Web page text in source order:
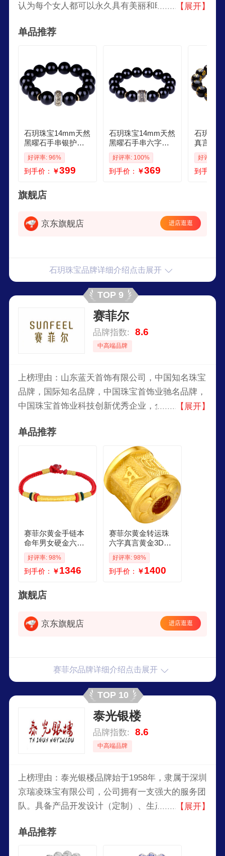
认为每个女人都可以永久具有美丽和时尚，坚持为
设计，诉说着女性美的回归。年轻自信即赋予新魅
的年轻奋斗女青年。主营产品：碧玺、石榴石、黑
曜石、南红、朱砂、紫水晶等手串。
【展开】
单品推荐
石玥珠宝14mm天然
黑曜石手串银护身
符六字真言转运珠
手链男女士款水晶
玛瑙
好评率: 96%
到手价： ￥399
石玥珠宝14mm天然
黑曜石手串六字真
言本命年银护身符
转运水晶手链男女
士款
好评率: 100%
到手价： ￥369
石玥珠
真言黑
命年护
手链男
好评率:
到手价：
旗舰店
京东旗舰店 进店逛逛
石玥珠宝品牌详细介绍点击展开
TOP 9
赛菲尔
品牌指数: 8.6
中高端品牌
上榜理由：山东蓝天首饰有限公司，中国知名珠宝
品牌，国际知名品牌，中国珠宝首饰业驰名品牌，
中国珠宝首饰业科技创新优秀企业，全国诚信示范
程。
【展开】
单品推荐
赛菲尔黄金手链本
命年男女硬金六字
真言新年礼物约08
克红玛瑙
好评率: 98%
到手价： ￥1346
赛菲尔黄金转运珠
六字真言黄金3D硬
金手链足金手串男
女送男友礼物 约10
克 备注配红黑手绳
好评率: 98%
到手价： ￥1400
旗舰店
京东旗舰店 进店逛逛
赛菲尔品牌详细介绍点击展开
TOP 10
泰光银楼
品牌指数: 8.6
中高端品牌
上榜理由：泰光银楼品牌始于1958年，隶属于深圳
京瑞凌珠宝有限公司，公司拥有一支强大的服务团
队。具备产品开发设计（定制）、生产加工、批发
御坊品牌。
【展开】
单品推荐